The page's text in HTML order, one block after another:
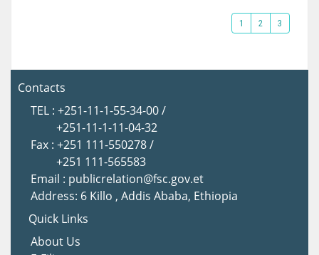
1 2 3
Contacts
TEL : +251-11-1-55-34-00 /
+251-11-1-11-04-32
Fax : +251 111-550278 /
+251 111-565583
Email : publicrelation@fsc.gov.et
Address: 6 Killo , Addis Ababa, Ethiopia
Quick Links
About Us